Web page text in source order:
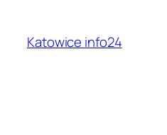
treściKatowice info24